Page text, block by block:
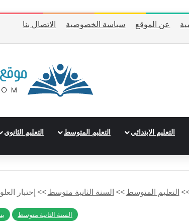
عن الموقع سياسة الخصوصية الاتصال بنا
التعليم الابتدائي التعليم المتوسط التعليم الثانوي
التعليم المتوسط >>السنة الثانية متوسط >>إختبار
السنة الثانية متوسط